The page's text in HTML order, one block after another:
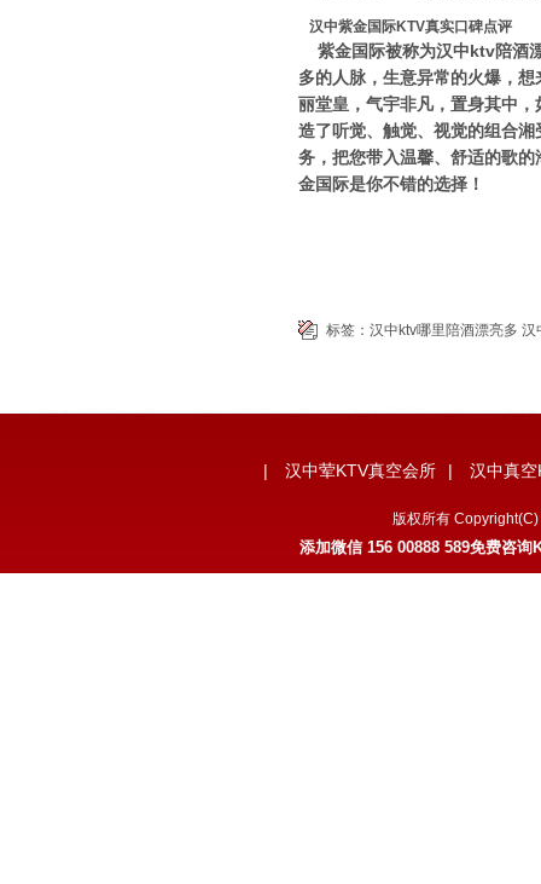
汉中紫金国际KTV真实口碑点评
紫金国际被称为汉中ktv陪酒
多的人脉，生意异常的火爆，
丽堂皇，气宇非凡，置身其中
造了听觉、触觉、视觉的组合
务，把您带入温馨、舒适的歌
金国际是你不错的选择！
标签： 汉中ktv哪里陪酒漂亮多 汉
| 汉中荤KTV真空会所 | 汉中真
版权所有
添加微信 156 00888 589免费咨询